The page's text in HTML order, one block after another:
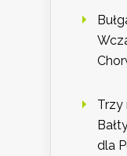
Trzy
dla